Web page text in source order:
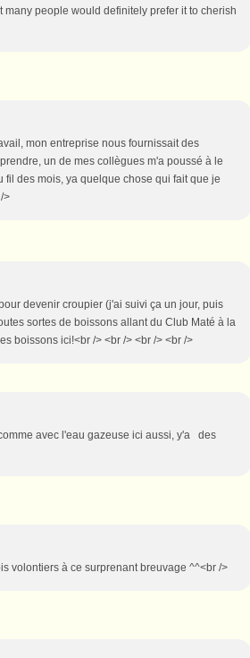
many people would definitely prefer it to cherish
mon entreprise nous fournissait des
un de mes collègues m'a poussé à le
fil des mois, ya quelque chose qui fait que je
>
devenir croupier (j'ai suivi ça un jour, puis
sortes de boissons allant du Club Maté à la
boissons ici!<br /> <br /> <br /> <br />
avec l'eau gazeuse ici aussi, y'a des
volontiers à ce surprenant breuvage ^^<br />